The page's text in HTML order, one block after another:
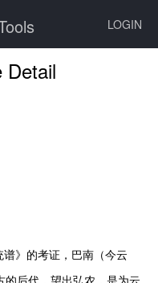
LOGIN
Detail
》的考证，巴南（今云
后代，望出弘农，是为云